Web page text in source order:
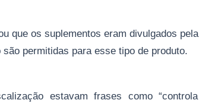
que os suplementos eram divulgados pela
permitidas para esse tipo de produto.
estavam frases como “controla